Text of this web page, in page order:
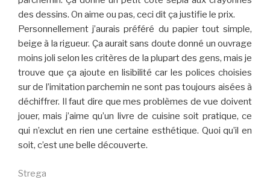
des dessins. On aime ou pas, ceci dit ça justifie le prix.
Personnellement j’aurais préféré du papier tout simple,
beige à la rigueur. Ça aurait sans doute donné un ouvrage
moins joli selon les critères de la plupart des gens, mais je
trouve que ça ajoute en lisibilité car les polices choisies
sur de l’imitation parchemin ne sont pas toujours aisées à
déchiffrer. Il faut dire que mes problèmes de vue doivent
jouer, mais j’aime qu’un livre de cuisine soit pratique, ce
qui n’exclut en rien une certaine esthétique. Quoi qu’il en
soit, c’est une belle découverte.
Strega